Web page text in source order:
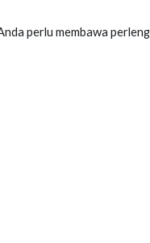
perlu membawa